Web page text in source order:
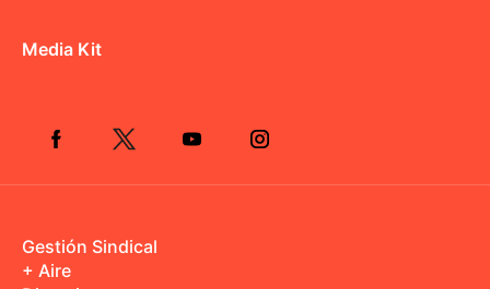
Media Kit
Gestión Sindical
+ Aire